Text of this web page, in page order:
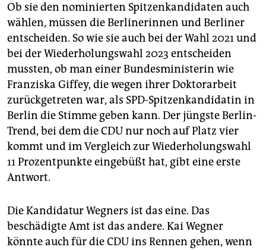
Ob sie den nominierten Spitzenkandidaten auch
wählen, müssen die Berlinerinnen und Berliner
entscheiden. So wie sie auch bei der Wahl 2021 und
bei der Wiederholungswahl 2023 entscheiden
mussten, ob man einer Bundesministerin wie
Franziska Giffey, die wegen ihrer Doktorarbeit
zurückgetreten war, als SPD-Spitzenkandidatin in
Berlin die Stimme geben kann. Der jüngste Berlin-
Trend, bei dem die CDU nur noch auf Platz vier
kommt und im Vergleich zur Wiederholungswahl
11 Prozentpunkte eingebüßt hat, gibt eine erste
Antwort.
Die Kandidatur Wegners ist das eine. Das
beschädigte Amt ist das andere. Kai Wegner
könnte auch für die CDU ins Rennen gehen, wenn